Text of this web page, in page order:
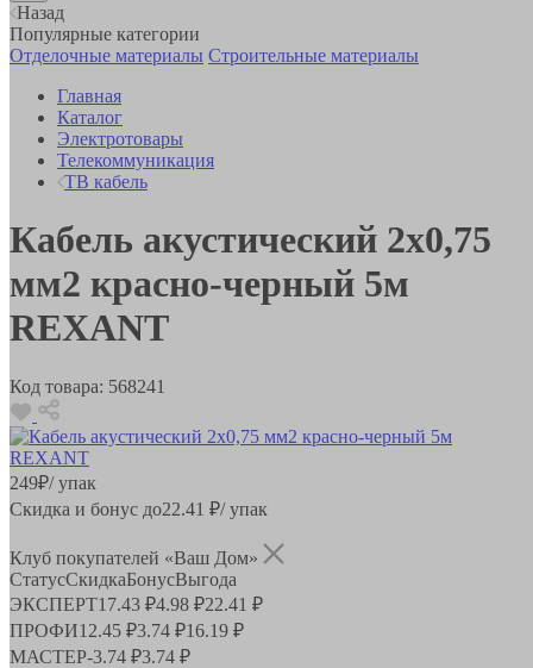
Назад
Популярные категории
Отделочные материалы Строительные материалы
Главная
Каталог
Электротовары
Телекоммуникация
ТВ кабель
Кабель акустический 2х0,75
мм2 красно-черный 5м
REXANT
Код товара: 568241
249₽/ упак
Скидка и бонус до22.41 ₽/ упак
Клуб покупателей «Ваш Дом»
СтатусСкидкаБонусВыгода
ЭКСПЕРТ17.43 ₽4.98 ₽22.41 ₽
ПРОФИ12.45 ₽3.74 ₽16.19 ₽
МАСТЕР-3.74 ₽3.74 ₽